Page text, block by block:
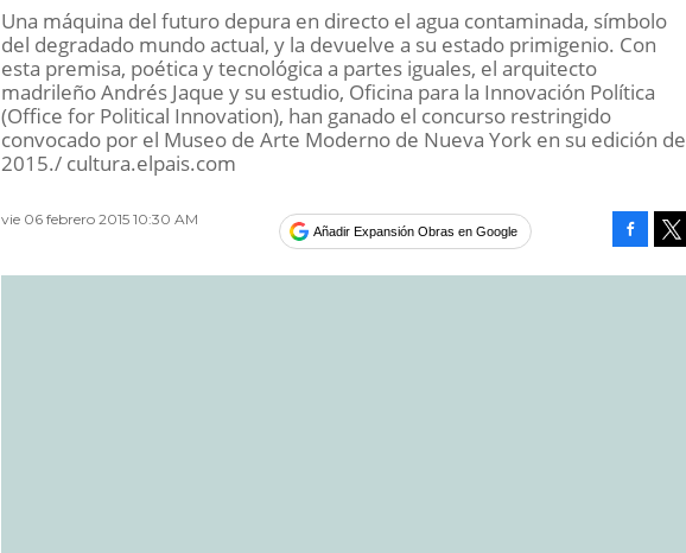
Una máquina del futuro depura en directo el agua contaminada, símbolo
del degradado mundo actual, y la devuelve a su estado primigenio. Con
esta premisa, poética y tecnológica a partes iguales, el arquitecto
madrileño Andrés Jaque y su estudio, Oficina para la Innovación Política
(Office for Political Innovation), han ganado el concurso restringido
convocado por el Museo de Arte Moderno de Nueva York en su edición de
2015./ cultura.elpais.com
vie 06 febrero 2015 10:30 AM
Añadir Expansión Obras en Google